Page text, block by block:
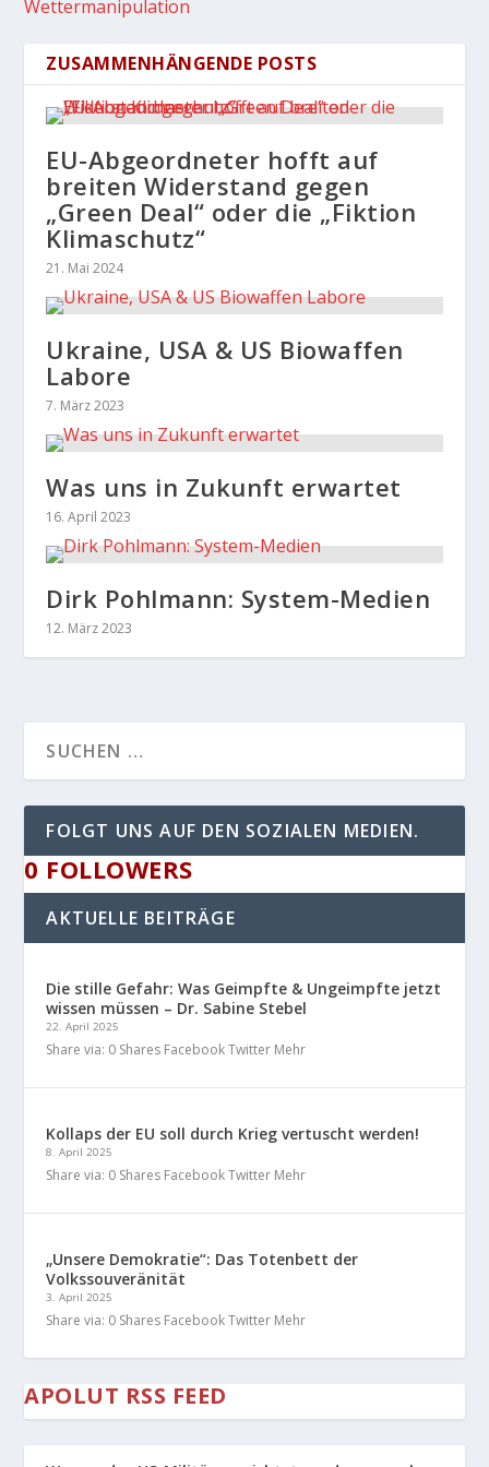
Wettermanipulation
ZUSAMMENHÄNGENDE POSTS
EU-Abgeordneter hofft auf
breiten Widerstand gegen
„Green Deal“ oder die „Fiktion
Klimaschutz“
21. Mai 2024
Ukraine, USA & US Biowaffen
Labore
7. März 2023
Was uns in Zukunft erwartet
16. April 2023
Dirk Pohlmann: System-Medien
12. März 2023
FOLGT UNS AUF DEN SOZIALEN MEDIEN.
0 FOLLOWERS
AKTUELLE BEITRÄGE
Die stille Gefahr: Was Geimpfte & Ungeimpfte jetzt
wissen müssen – Dr. Sabine Stebel
22. April 2025
Share via: 0 Shares Facebook Twitter Mehr
Kollaps der EU soll durch Krieg vertuscht werden!
8. April 2025
Share via: 0 Shares Facebook Twitter Mehr
„Unsere Demokratie“: Das Totenbett der
Volkssouveränität
3. April 2025
Share via: 0 Shares Facebook Twitter Mehr
APOLUT RSS FEED